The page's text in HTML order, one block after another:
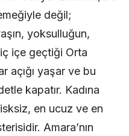
değil;
yoksulluğun,
iç içe geçtiği Orta
açığı yaşar ve bu
kapatır. Kadına
en ucuz ve en
Amara’nın